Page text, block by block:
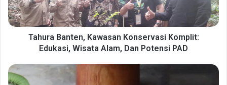
B
a
n
,
K
Tahura Banten, Kawasan Konservasi Komplit:
Edukasi, Wisata Alam, Dan Potensi PAD
R
a